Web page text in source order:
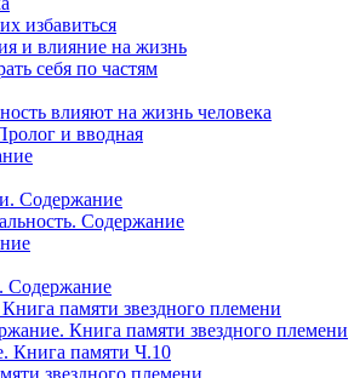
избавиться
и влияние на жизнь
себя по частям
влияют на жизнь человека
и вводная
Содержание
Содержание
Содержание
памяти звездного племени
Книга памяти звездного племени
Книга памяти Ч.10
звездного племени